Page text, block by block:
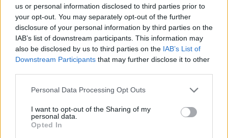
us or personal information disclosed to third parties prior to
your opt-out. You may separately opt-out of the further
disclosure of your personal information by third parties on the
IAB’s list of downstream participants. This information may
also be disclosed by us to third parties on the IAB’s List of
Downstream Participants that may further disclose it to other
Personal Data Processing Opt Outs
I want to opt-out of the Sharing of my
personal data.
Opted In
Balázs, a szédítő zöld szemeivel? Az hogy lehet, hogy ez
a csók ennyire jólesett neki? Az hogy lehet, hogy vágyik a
fiú erős karjaira? Nem, ez biztosan tévedés lehet. Ő
Balázs utána epekedik. Oliver meg csak játszik vele. Hisz
ott van neki a barátnője. Balázsra mindig úgy gondolt,
mint a Férfira, Oliver esetében pedig a fiúra, aki egy
angyal. Pedig nem volt már gyerek, hiszen huszonhét-
nehéz volt megítélni.
Vajon létezik, hogy vonzódik hozzá? Vajon nem csak